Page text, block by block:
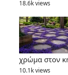
18.6k views
χρώμα στον
10.1k views